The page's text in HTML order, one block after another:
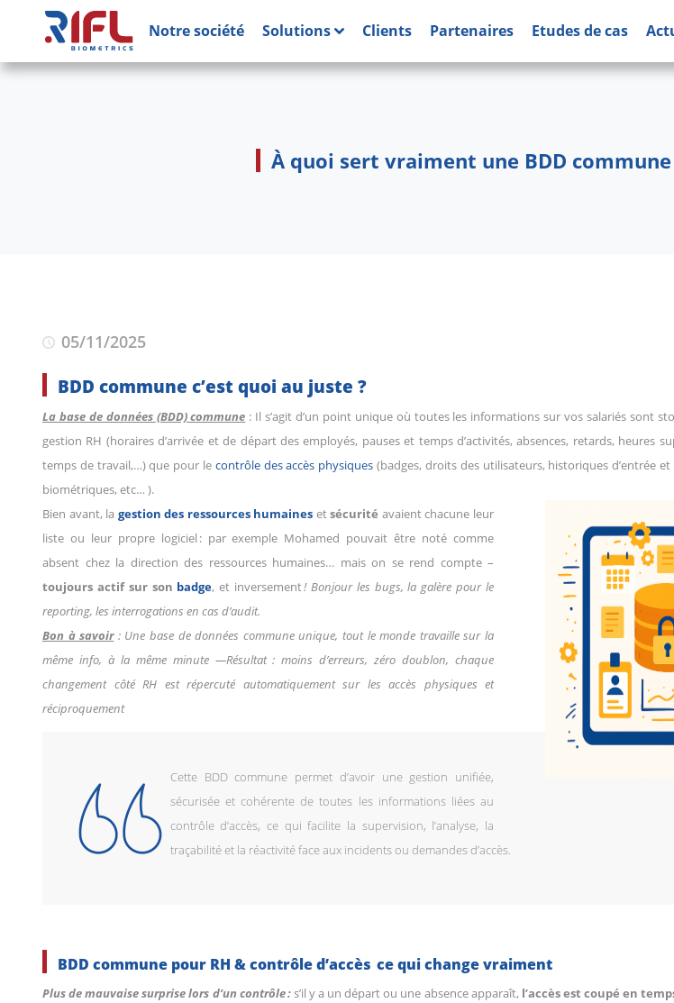
Notre société Solutions Clients Partenaires Etudes de cas
À quoi sert vraiment une BDD commune
05/11/2025
BDD commune c’est quoi au juste ?
La base de données (BDD) commune : Il s’agit d’un point unique où toutes les informations sur vos salariés sont
gestion RH (horaires d’arrivée et de départ des employés, pauses et temps d’activités, absences, retards, heures
temps de travail,…) que pour le contrôle des accès physiques (badges, droits des utilisateurs, historiques d’entrée
biométriques, etc… ).
Bien avant, la gestion des ressources humaines etsécurité avaient chacune leur
liste ou leur propre logiciel : par exemple Mohamed pouvait être noté comme
absent chez la direction des ressources humaines… mais on se rend compte –
toujours actif sur son badge, et inversement! Bonjour les bugs, la galère pour le
reporting, les interrogations en cas d’audit.
Bon à savoir: Une base de données commune unique, tout le monde travaille sur la
même info, à la même minute —Résultat : moins d’erreurs, zéro doublon, chaque
changement côté RH est répercuté automatiquement sur les accès physiques et
réciproquement
Cette BDD commune permet d’avoir une gestion unifiée,
sécurisée et cohérente de toutes les informations liées au
contrôle d’accès, ce qui facilite la supervision, l’analyse, la
traçabilité et la réactivité face aux incidents ou demandes d’accès.
BDD commune pour RH & contrôle d’accès ce qui change vraiment
Plus de mauvaise surprise lors d’un contrôle :s’il y a un départ ou une absence apparaît, l’accès est coupé en